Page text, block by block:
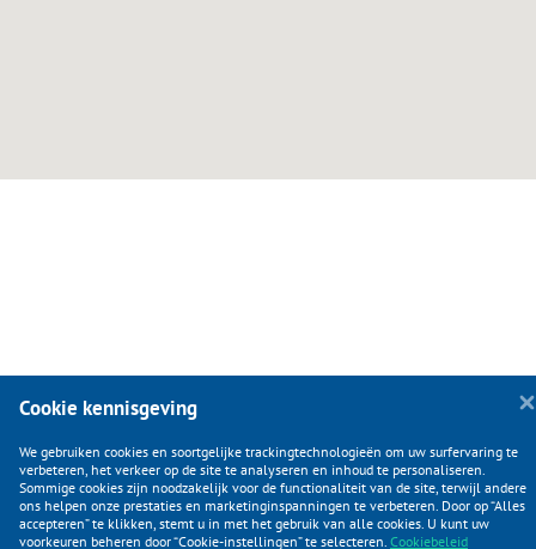
KLANTENSERVICE
CATEGORIEËN
DUIJVELAAR E-COMMERCE
Cookie kennisgeving
We gebruiken cookies en soortgelijke trackingtechnologieën om uw surfervaring te
verbeteren, het verkeer op de site te analyseren en inhoud te personaliseren.
Sommige cookies zijn noodzakelijk voor de functionaliteit van de site, terwijl andere
ons helpen onze prestaties en marketinginspanningen te verbeteren. Door op “Alles
accepteren” te klikken, stemt u in met het gebruik van alle cookies. U kunt uw
voorkeuren beheren door “Cookie-instellingen” te selecteren. Cookiebeleid